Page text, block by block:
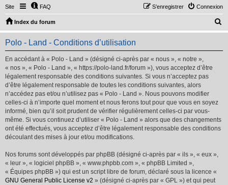
Site FAQ Connexion
S’enregistrer
Index du forum
e
Polo - Land - Conditions d’utilisation
En accédant à « Polo - Land » (désigné ci-après par « nous », « notre »,
« nos », « Polo - Land », « https://polo-land.fr/forum »), vous acceptez d’être
légalement responsable des conditions suivantes. Si vous n’acceptez pas
d’être légalement responsable de toutes les conditions suivantes, alors
n’accédez pas et/ou n’utilisez pas « Polo - Land ». Nous pouvons modifier
celles-ci à n’importe quel moment et nous ferons tout pour que vous en soyez
informé, bien qu’il soit prudent de vérifier régulièrement celles-ci par vous-
même. Si vous continuez d’utiliser « Polo - Land » alors que des changements
ont été effectués, vous acceptez d’être légalement responsable des conditions
découlant des mises à jour et/ou modifications.
Nos forums sont développés par phpBB (désigné ci-après par « ils », « eux »,
« leur », « logiciel phpBB », « www.phpbb.com », « phpBB Limited »,
« Équipes phpBB ») qui est un script libre de forum, déclaré sous la licence «
GNU General Public License v2 » (désigné ci-après par « GPL ») et qui peut